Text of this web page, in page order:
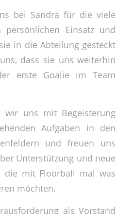
bei Sandra für die viele
persönlichen Einsatz und
in die Abteilung gesteckt
dass sie uns weiterhin
erste Goalie im Team
wir uns mit Begeisterung
Aufgaben in den
und freuen uns
Unterstützung und neue
die mit Floorball mal was
möchten.
als Vorstand